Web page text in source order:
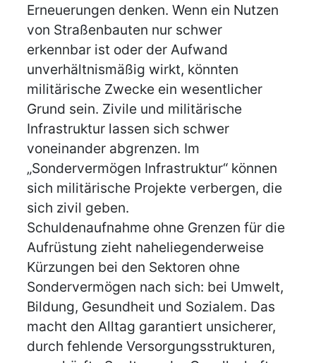
Erneuerungen denken. Wenn ein Nutzen
von Straßenbauten nur schwer
erkennbar ist oder der Aufwand
unverhältnismäßig wirkt, könnten
militärische Zwecke ein wesentlicher
Grund sein. Zivile und militärische
Infrastruktur lassen sich schwer
voneinander abgrenzen. Im
„Sondervermögen Infrastruktur“ können
sich militärische Projekte verbergen, die
sich zivil geben.
Schuldenaufnahme ohne Grenzen für die
Aufrüstung zieht naheliegenderweise
Kürzungen bei den Sektoren ohne
Sondervermögen nach sich: bei Umwelt,
Bildung, Gesundheit und Sozialem. Das
macht den Alltag garantiert unsicherer,
durch fehlende Versorgungsstrukturen,